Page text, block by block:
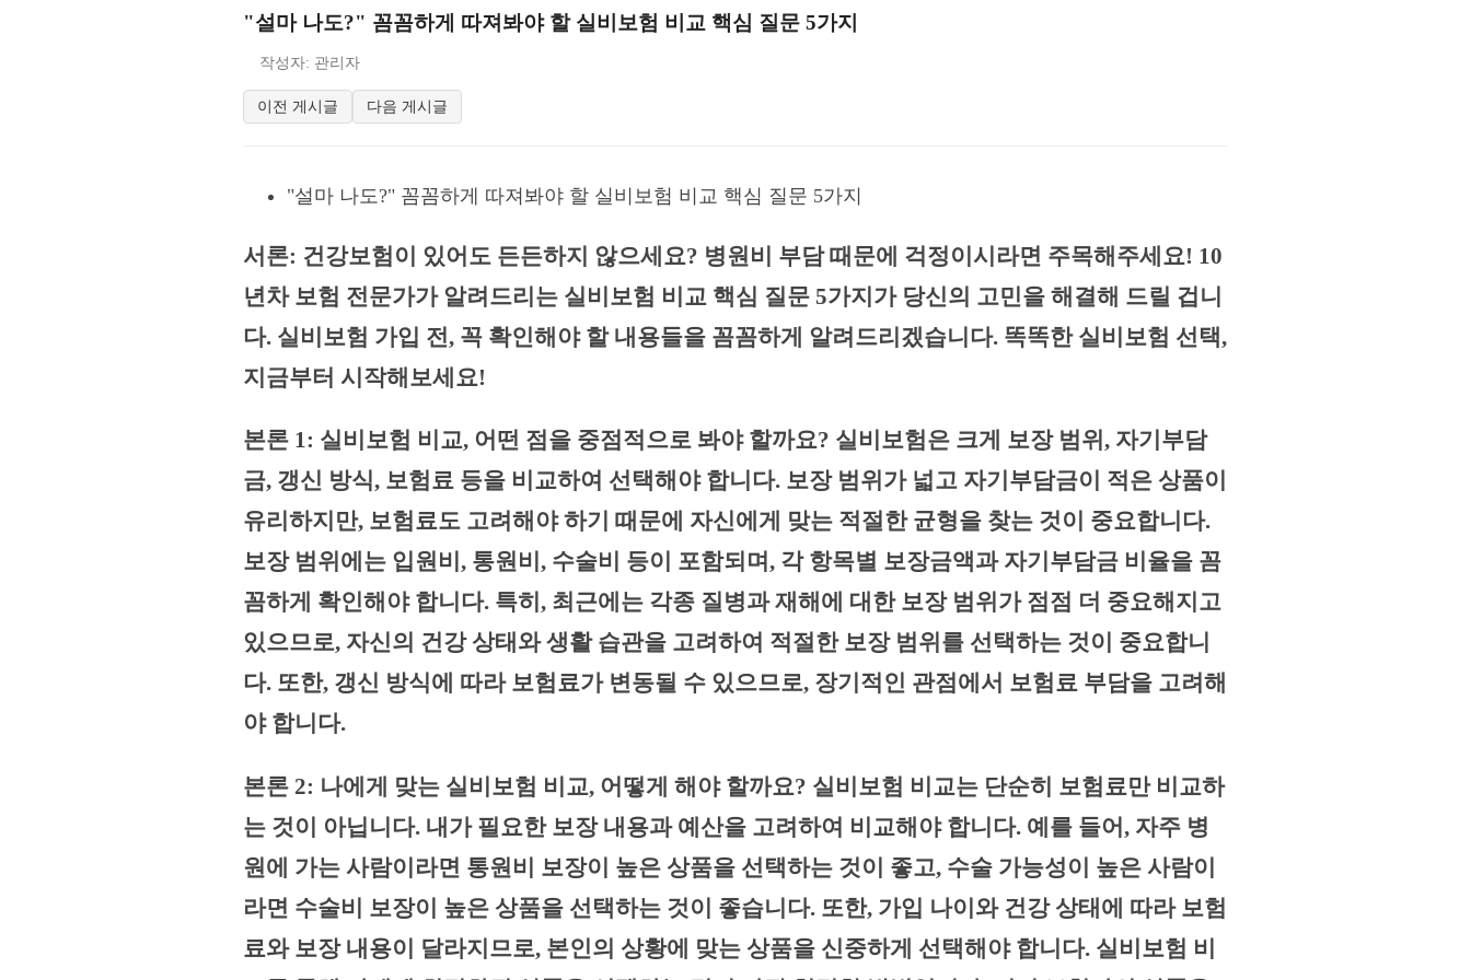
"설마 나도?" 꼼꼼하게 따져봐야 할 실비보험 비교 핵심 질문 5가지
작성자: 관리자
이전 게시글 다음 게시글
"설마 나도?" 꼼꼼하게 따져봐야 할 실비보험 비교 핵심 질문 5가지
서론: 건강보험이 있어도 든든하지 않으세요? 병원비 부담 때문에 걱정이시라면 주목해주세요! 10
년차 보험 전문가가 알려드리는 실비보험 비교 핵심 질문 5가지가 당신의 고민을 해결해 드릴 겁니
다. 실비보험 가입 전, 꼭 확인해야 할 내용들을 꼼꼼하게 알려드리겠습니다. 똑똑한 실비보험 선택,
지금부터 시작해보세요!
본론 1: 실비보험 비교, 어떤 점을 중점적으로 봐야 할까요? 실비보험은 크게 보장 범위, 자기부담
금, 갱신 방식, 보험료 등을 비교하여 선택해야 합니다. 보장 범위가 넓고 자기부담금이 적은 상품이
유리하지만, 보험료도 고려해야 하기 때문에 자신에게 맞는 적절한 균형을 찾는 것이 중요합니다.
보장 범위에는 입원비, 통원비, 수술비 등이 포함되며, 각 항목별 보장금액과 자기부담금 비율을 꼼
꼼하게 확인해야 합니다. 특히, 최근에는 각종 질병과 재해에 대한 보장 범위가 점점 더 중요해지고
있으므로, 자신의 건강 상태와 생활 습관을 고려하여 적절한 보장 범위를 선택하는 것이 중요합니
다. 또한, 갱신 방식에 따라 보험료가 변동될 수 있으므로, 장기적인 관점에서 보험료 부담을 고려해
야 합니다.
본론 2: 나에게 맞는 실비보험 비교, 어떻게 해야 할까요? 실비보험 비교는 단순히 보험료만 비교하
는 것이 아닙니다. 내가 필요한 보장 내용과 예산을 고려하여 비교해야 합니다. 예를 들어, 자주 병
원에 가는 사람이라면 통원비 보장이 높은 상품을 선택하는 것이 좋고, 수술 가능성이 높은 사람이
라면 수술비 보장이 높은 상품을 선택하는 것이 좋습니다. 또한, 가입 나이와 건강 상태에 따라 보험
료와 보장 내용이 달라지므로, 본인의 상황에 맞는 상품을 신중하게 선택해야 합니다. 실비보험 비